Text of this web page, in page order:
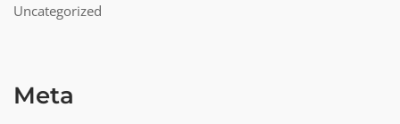
Uncategorized
Meta